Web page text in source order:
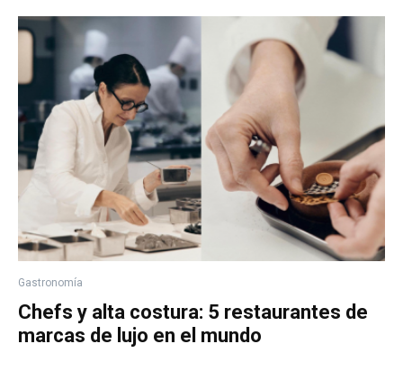
Gastronomía
Chefs y alta costura: 5 restaurantes de
marcas de lujo en el mundo